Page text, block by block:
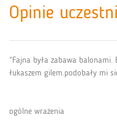
Opinie
“Fajna była zabawa
łukaszem gilem.podobały mi
ogólne wrażenia